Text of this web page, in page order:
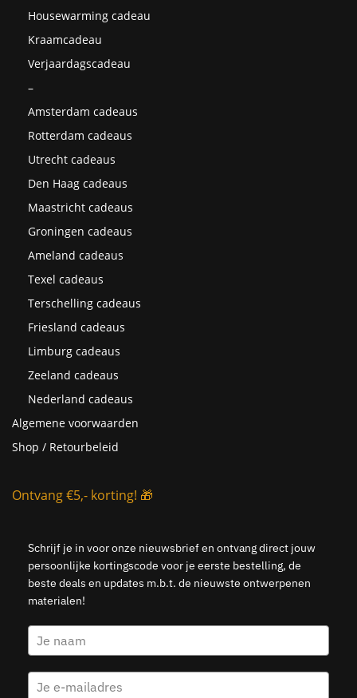
Housewarming cadeau
Kraamcadeau
Verjaardagscadeau
–
Amsterdam cadeaus
Rotterdam cadeaus
Utrecht cadeaus
Den Haag cadeaus
Maastricht cadeaus
Groningen cadeaus
Ameland cadeaus
Texel cadeaus
Terschelling cadeaus
Friesland cadeaus
Limburg cadeaus
Zeeland cadeaus
Nederland cadeaus
Algemene voorwaarden
Shop / Retourbeleid
Ontvang €5,- korting! 🎁
Schrijf je in voor onze nieuwsbrief en ontvang direct jouw
persoonlijke kortingscode voor je eerste bestelling, de
beste deals en updates m.b.t. de nieuwste ontwerpenen
materialen!